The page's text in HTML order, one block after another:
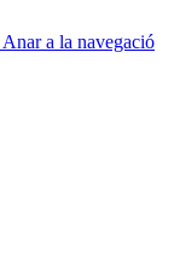
Anar a la navegació